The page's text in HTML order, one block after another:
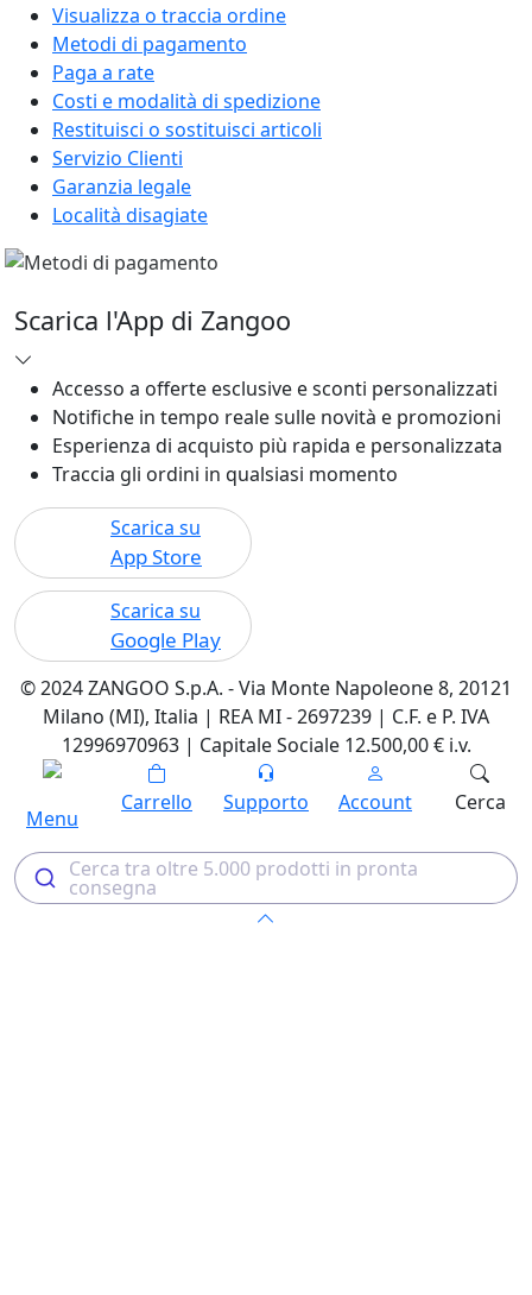
Visualizza o traccia ordine
Metodi di pagamento
Paga a rate
Costi e modalità di spedizione
Restituisci o sostituisci articoli
Servizio Clienti
Garanzia legale
Località disagiate
Scarica l'App di Zangoo
Accesso a offerte esclusive e sconti personalizzati
Notifiche in tempo reale sulle novità e promozioni
Esperienza di acquisto più rapida e personalizzata
Traccia gli ordini in qualsiasi momento
Scarica su
App Store
Scarica su
Google Play
© 2024 ZANGOO S.p.A. - Via Monte Napoleone 8, 20121
Milano (MI), Italia | REA MI - 2697239 | C.F. e P. IVA
12996970963 | Capitale Sociale 12.500,00 € i.v.
Menu
Carrello Supporto Account Cerca
Cerca tra oltre 5.000 prodotti in pronta
consegna